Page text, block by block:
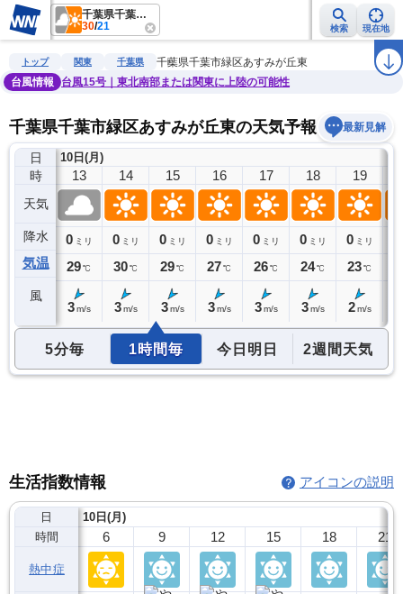
千葉県千葉市緑区あすみが丘東
30/21 検索 現在地
雨雲レーダー 台風情報 地震情報 警報・注意報 ラ
トップ 関東 千葉県
千葉県千葉市緑区あすみが丘東
台風情報
台風15号｜東北南部または関東に上陸の可能性
千葉県千葉市緑区あすみが丘東の天気予報 最新見解
日
時
天気
降水
気温
風
10日(月)
12
0ミリ
29℃
13
0 ミリ
29℃
3 m/s
14
0 ミリ
30℃
3 m/s
15
0 ミリ
29℃
3 m/s
16
0 ミリ
27℃
3 m/s
17
0 ミリ
26℃
3 m/s
18
0 ミリ
24℃
3 m/s
19
0 ミリ
23℃
2 m/s
5分毎 1時間毎 今日明日 2週間天気
生活指数情報 アイコンの説明
日
時間
熱中症
10日(月)
6 9 12 15 18 21